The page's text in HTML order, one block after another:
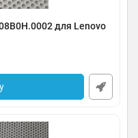
для Lenovo